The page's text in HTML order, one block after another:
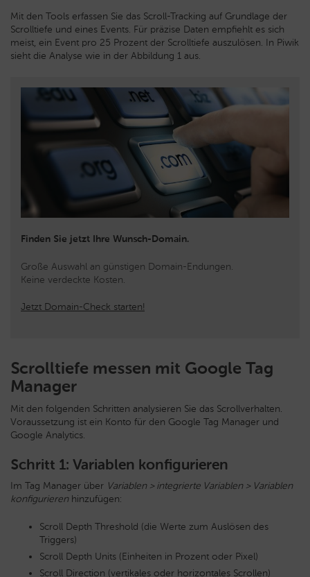
Mit den Tools erfassen Sie das Scroll-Tracking auf Grundlage der
Scrolltiefe und eines Events. Für präzise Daten empfiehlt es sich
meist, ein Event pro 25 Prozent der Scrolltiefe auszulösen. In Piwik
sieht die Analyse wie in der Abbildung 1 aus.
Finden Sie jetzt Ihre Wunsch-Domain.
Große Auswahl an günstigen Domain-Endungen.
Keine verdeckte Kosten.
Jetzt Domain-Check starten!
Scrolltiefe messen mit Google Tag
Manager
Mit den folgenden Schritten analysieren Sie das Scrollverhalten.
Voraussetzung ist ein Konto für den Google Tag Manager und
Google Analytics.
Schritt 1: Variablen konfigurieren
Im Tag Manager über Variablen > integrierte Variablen > Variablen
konfigurierenhinzufügen:
Scroll Depth Threshold (die Werte zum Auslösen des
Triggers)
Scroll Depth Units (Einheiten in Prozent oder Pixel)
Scroll Direction (vertikales oder horizontales Scrollen)